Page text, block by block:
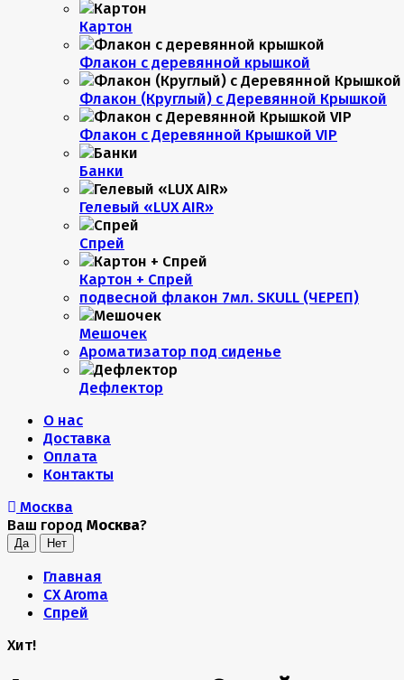
Картон
Флакон с деревянной крышкой
Флакон (Круглый) с Деревянной Крышкой
Флакон с Деревянной Крышкой VIP
Банки
Гелевый «LUX AIR»
Спрей
Картон + Спрей
подвесной флакон 7мл. SKULL (ЧЕРЕП)
Мешочек
Ароматизатор под сиденье
Дефлектор
О нас
Доставка
Оплата
Контакты
Москва
Ваш город Москва?
Главная
CX Aroma
Спрей
Хит!